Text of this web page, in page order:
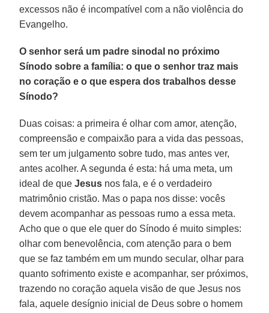
excessos não é incompatível com a não violência do
Evangelho.
O senhor será um padre sinodal no próximo
Sínodo sobre a família: o que o senhor traz mais
no coração e o que espera dos trabalhos desse
Sínodo?
Duas coisas: a primeira é olhar com amor, atenção,
compreensão e compaixão para a vida das pessoas,
sem ter um julgamento sobre tudo, mas antes ver,
antes acolher. A segunda é esta: há uma meta, um
ideal de queJesus nos fala, e é o verdadeiro
matrimônio cristão. Mas o papa nos disse: vocês
devem acompanhar as pessoas rumo a essa meta.
Acho que o que ele quer do Sínodo é muito simples:
olhar com benevolência, com atenção para o bem
que se faz também em um mundo secular, olhar para
quanto sofrimento existe e acompanhar, ser próximos,
trazendo no coração aquela visão de que Jesus nos
fala, aquele desígnio inicial de Deus sobre o homem